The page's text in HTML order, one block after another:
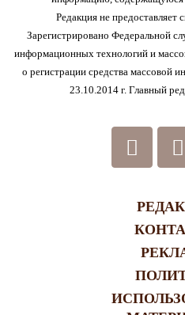
Редакция не
Зарегистрировано Федеральной
информационных технологий и
о регистрации средства
23.10.2014 г. Главный